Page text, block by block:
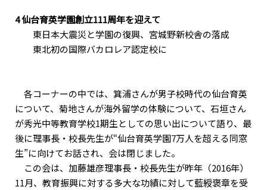
4 仙台育英学園創立111周年を迎えて
東日本大震災と学園の復興、宮城野新校舎の落成
東北初の国際バカロレア認定校に
各コーナーの中では、箕浦さんが男子校時代の仙台育英
について、菊地さんが海外留学の体験について、石垣さん
が秀光中等教育学校1期生としての思い出について語り、最
後に理事長・校長先生が“仙台育英学園7万人を超える同窓
生”に向けてお話され、会は閉じました。
この会は、加藤雄彦理事長・校長先生が昨年（2016年）
11月、教育振興に対する多大な功績に対して藍綬褒章を受